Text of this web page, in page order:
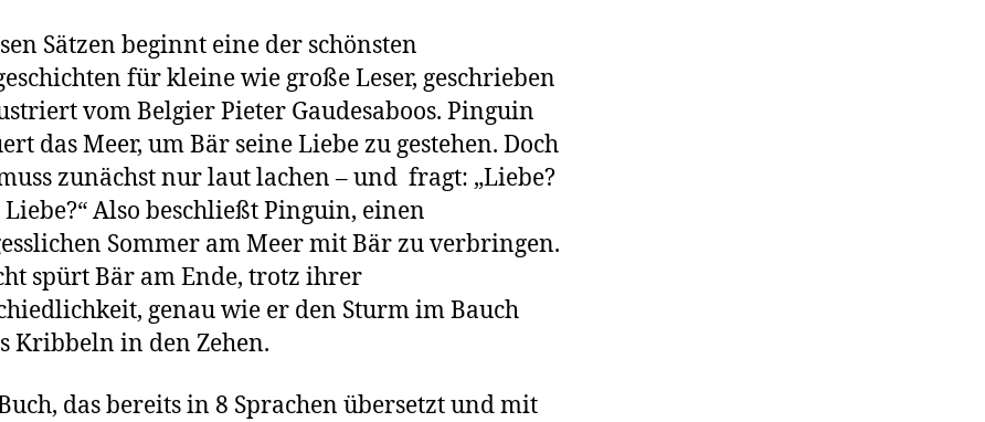
Sätzen beginnt eine der schönsten
für kleine wie große Leser, geschrieben
vom Belgier Pieter Gaudesaboos. Pinguin
das Meer, um Bär seine Liebe zu gestehen. Doch
zunächst nur laut lachen – und fragt: „Liebe?
Liebe?“ Also beschließt Pinguin, einen
Sommer am Meer mit Bär zu verbringen.
spürt Bär am Ende, trotz ihrer
genau wie er den Sturm im Bauch
Kribbeln in den Zehen.
das bereits in 8 Sprachen übersetzt und mit